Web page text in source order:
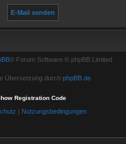
® Forum Software © phpBB Limited
Übersetzung durch phpBB.de
Registration Code
| Nutzungsbedingungen